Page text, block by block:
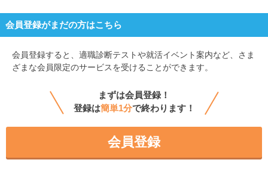
会員登録がまだの方はこちら
会員登録すると、 適職診断テストや就活イベント案内など、さま
ざまな会員限定のサービスを受けることができます。
まずは会員登録！
登録は簡単1分で終わります！
会員登録